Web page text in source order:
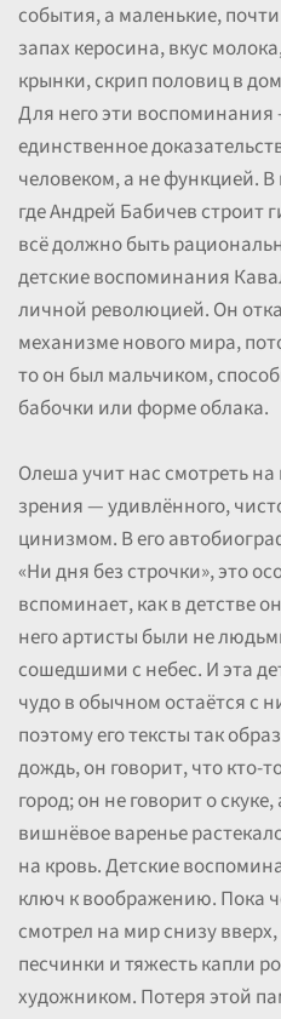
события, а маленькие,
запах керосина, вкус
крынки, скрип половиц в
Для него эти воспоминания
единственное
человеком, а не функцией.
где Андрей Бабичев строит
всё должно быть
детские воспоминания
личной революцией. Он
механизме нового мира,
то он был мальчиком,
бабочки или форме облака.
Олеша учит нас смотреть
зрения — удивлённого,
цинизмом. В его
«Ни дня без строчки», это
вспоминает, как в детстве
него артисты были не
сошедшими с небес. И эта
чудо в обычном остаётся с
поэтому его тексты так
дождь, он говорит, что
город; он не говорит о
вишнёвое варенье
на кровь. Детские
ключ к воображению. Пока
смотрел на мир снизу
песчинки и тяжесть капли
художником. Потеря этой